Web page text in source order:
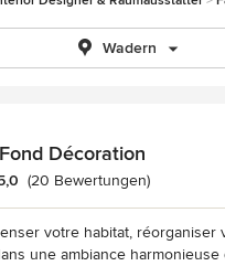
Wadern
Décoration
Bewertung: 5 von 5
(20 Bewertungen)
votre habitat, réorganiser
une ambiance harmonieuse